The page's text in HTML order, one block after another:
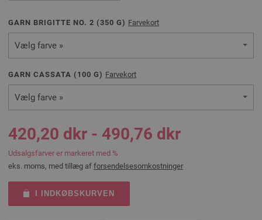
GARN BRIGITTE NO. 2 (350 G) Farvekort
Vælg farve »
GARN CASSATA ( 100 G) Farvekort
Vælg farve »
420,20 dkr - 490,76 dkr
Udsalgsfarver er markeret med %
eks. moms, med tillæg af forsendelsesomkostninger
I INDKØBSKURVEN